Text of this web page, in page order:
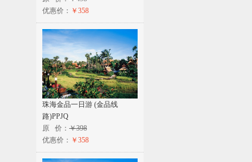
优惠价： ￥358
珠海金品一日游 (金品线
路)PPJQ
原 价： ￥398
优惠价： ￥358